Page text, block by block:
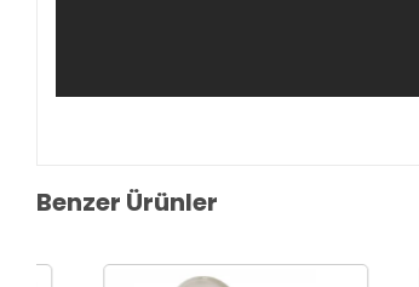
Benzer Ürünler